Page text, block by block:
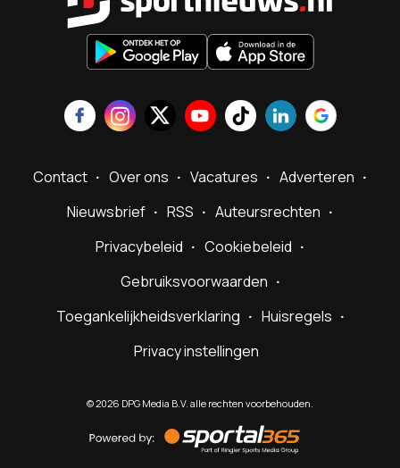
Contact Over ons Vacatures
Adverteren
Nieuwsbrief
RSS
Auteursrechten
Privacybeleid
Cookiebeleid
Gebruiksvoorwaarden
Toegankelijkheidsverklaring
Huisregels
Privacy instellingen
©2026 DPG Media B.V. alle rechten voorbehouden.
by
Sportal365